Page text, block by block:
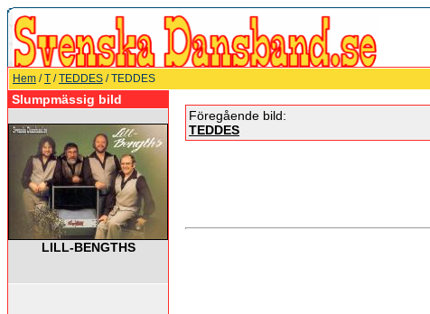
Hem /T /TEDDES / TEDDES
Slumpmässig bild
LILL-BENGTHS
Föregående bild:
TEDDES